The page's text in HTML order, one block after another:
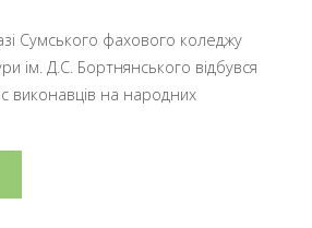
Сумського фахового коледжу
ім. Д.С. Бортнянського відбувся
виконавців на народних